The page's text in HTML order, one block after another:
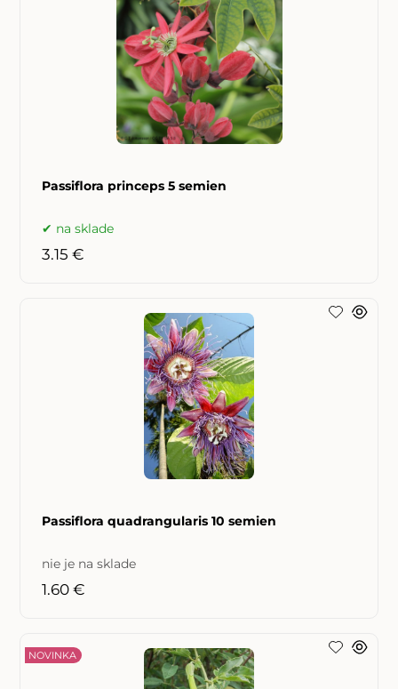
Passiflora princeps 5 semien
na sklade
3.15 €
Passiflora quadrangularis 10 semien
nie je na sklade
1.60 €
NOVINKA